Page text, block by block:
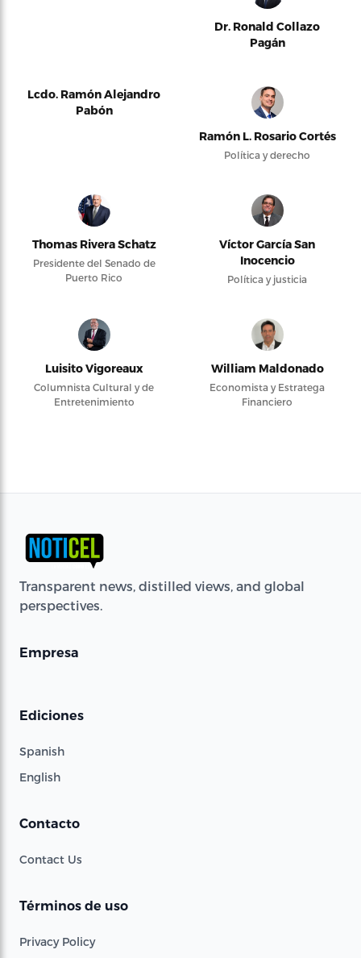
Dr. Ronald Collazo
Pagán
Lcdo. Ramón Alejandro
Pabón
Ramón L. Rosario Cortés
Política y derecho
Thomas Rivera Schatz
Presidente del Senado de
Puerto Rico
Víctor García San
Inocencio
Política y justicia
Luisito Vigoreaux
Columnista Cultural y de
Entretenimiento
William Maldonado
Economista y Estratega
Financiero
Transparent news, distilled views, and global
perspectives.
Empresa
Ediciones
Spanish
English
Contacto
Contact Us
Términos de uso
Privacy Policy